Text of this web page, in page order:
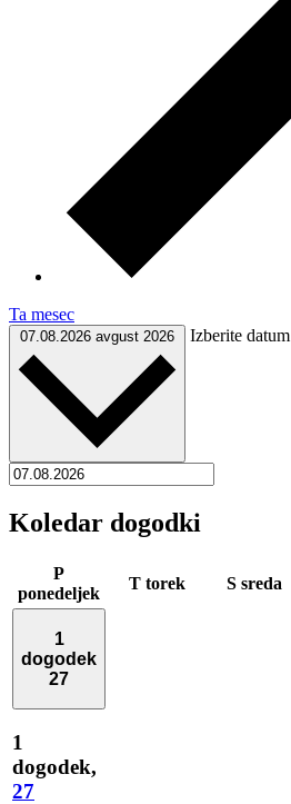
Ta mesec
07.08.2026 avgust 2026 Izberite datum
Koledar dogodki
P
ponedeljek
T torek S sreda
1
dogodek
27
1
dogodek,
27